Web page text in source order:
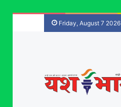
Friday, August 7 2026